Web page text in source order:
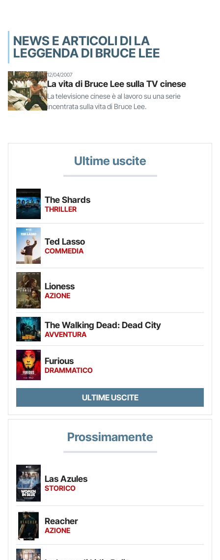
NEWS E ARTICOLI DI LA
LEGGENDA DI BRUCE LEE
12/04/2007
La vita di Bruce Lee sulla TV cinese
La televisione cinese è al lavoro su una serie
incentrata sulla vita di Bruce Lee.
Ultime uscite
The Shards
THRILLER
Ted Lasso
COMMEDIA
Lioness
AZIONE
The Walking Dead: Dead City
AVVENTURA
Furious
DRAMMATICO
ULTIME USCITE
Prossimamente
Las Azules
STORICO
Reacher
AZIONE